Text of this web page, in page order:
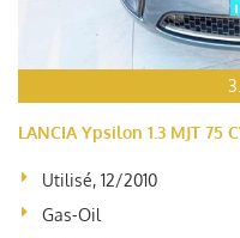
LANCIA Ypsilon 1.3 MJT 75
Utilisé, 12/2010
Gas-Oil